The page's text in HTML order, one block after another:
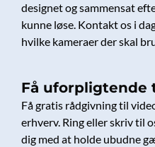
designet og sammensat
kunne løse. Kontakt os i
hvilke kameraer der skal
Få uforpligtende
Få gratis rådgivning til
erhverv. Ring eller skriv til
dig med at holde ubudne